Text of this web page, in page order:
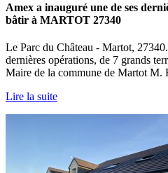
Amex a inauguré une de ses
bâtir à MARTOT 27340
Le Parc du Château - Martot,
dernières opérations, de 7 grands
Maire de la commune de Martot
Lire la suite